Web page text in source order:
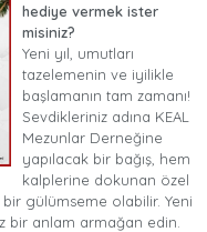
hediye vermek ister
misiniz?
Yeni yıl, umutları
tazelemenin ve iyilikle
başlamanın tam zamanı!
Sevdikleriniz adına KEAL
Mezunlar Derneğine
yapılacak bir bağış, hem
kalplerine dokunan özel
gülümseme olabilir. Yeni
bir anlam armağan edin.